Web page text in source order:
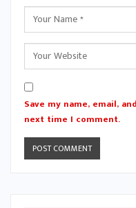
Save my name, email,
next time I comment.